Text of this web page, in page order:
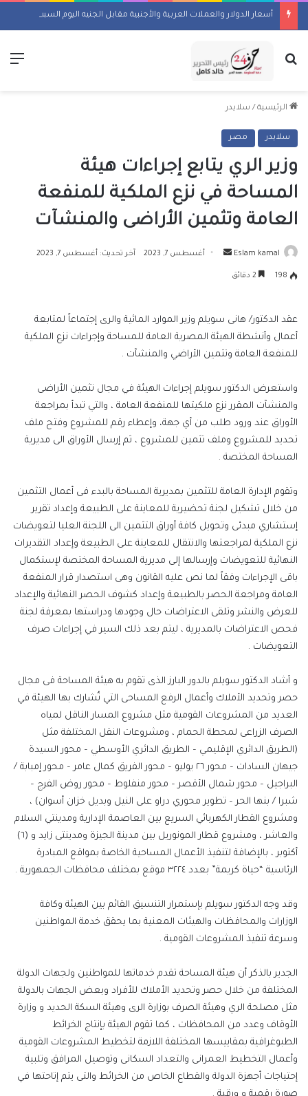
بحث عن
الرئيسية / سلايدر
سلايدر مصر
وزير الري يتابع إجراءات هيئة
المساحة في نزع الملكية للمنفعة
العامة وتثمين الأراضى والمنشآت
Eslam kamal
أرسل أغسطس 7, 2023 آخر تحديث: أغسطس 7, 2023
198
عقد الدكتور/ هانى سويلم وزير الموارد المائية والرى إجتماعاً لمتابعة
أعمال وأنشطة الهيئة المصرية العامة للمساحة وإجراءات نزع الملكية
للمنفعة العامة وتثمين الأراضي والمنشآت .
واستعرض الدكتور سويلم إجراءات الهيئة في مجال تثمين الأراضى
والمنشآت المقرر نزع ملكيتها للمنفعة العامة ، والتي تبدأ بمراجعة
الأوراق عند ورود طلب من أي جهة، وإعطاء رقم للمشروع وفتح ملف
تحديد للمشروع وملف تثمين للمشروع ، ثم إرسال الأوراق الى مديرية
المساحة المختصة .
وتقوم الإدارة العامة للتثمين بمديرية المساحة بالبدء فى أعمال التثمين
من خلال تشكيل لجنة تحضيرية للمعاينة على الطبيعة وإعداد تقرير
إستشاري مبدئى وتحويل كافة أوراق التثمين الى اللجنة العليا لتعويضات
نزع الملكية لمراجعتها والانتقال للمعاينة على الطبيعة وإعداد التقديرات
النهائية للتعويضات وإرسالها إلى مديرية المساحة المختصة لإستكمال
باقى الإجراءات وفقاً لما نص عليه القانون وهى استصدار قرار المنفعة
العامة ومراجعة الحصر بالطبيعة وإعداد كشوف الحصر النهائية والإعداد
للعرض والنشر وتلقى الاعتراضات حال وجودها ودراستها بمعرفة لجنة
فحص الاعتراضات بالمديرية ، ليتم بعد ذلك السير في إجراءات صرف
التعويضات .
و أشاد الدكتور سويلم بالدور البارز الذى تقوم به هيئة المساحة فى مجال
حصر وتحديد الأملاك وأعمال الرفع المساحى التي تُشارك بها الهيئة في
العديد من المشروعات القومية مثل مشروع المسار الناقل لمياه
الصرف الزراعى لمحطة الحمام ، ومشروعات النقل المختلفة مثل
(الطريق الدائري الإقليمي – الطريق الدائري الأوسطي – محور السيدة
جيهان السادات – محور ٢٦ يوليو – محور الفريق كمال عامر – محور إمبابة /
البراجيل – محور شمال الأقصر – محور منفلوط – محور روض الفرج –
شبرا / بنها الحر – تطوير محوري دراو على النيل وبديل خزان أسوان) ،
ومشروع القطار الكهربائي السريع بين العاصمة الإدارية ومدينتي السلام
والعاشر ، ومشروع قطار المونوريل بين مدينة الجيزة ومدينتى زايد و (٦)
أكتوبر ، بالإضافة لتنفيذ الأعمال المساحية الخاصة بمواقع المبادرة
الرئاسية “حياة كريمة” بعدد ٣٢٢٤ موقع بمختلف محافظات الجمهورية .
وقد وجه الدكتور سويلم بإستمرار التنسيق القائم بين الهيئة وكافة
الوزارات والمحافظات والهيئات المعنية بما يحقق خدمة المواطنين
وسرعة تنفيذ المشروعات القومية .
الجدير بالذكر أن هيئة المساحة تقدم خدماتها للمواطنين ولجهات الدولة
المختلفة من خلال حصر وتحديد الأملاك للأفراد وبعض الجهات بالدولة
مثل مصلحة الري وهيئة الصرف بوزارة الرى وهيئة السكة الحديد و وزارة
الأوقاف وعدد من المحافظات ، كما تقوم الهيئة بإنتاج الخرائط
الطبوغرافية بمقاييسها المختلفة اللازمة لتخطيط المشروعات القومية
وأعمال التخطيط العمرانى والتعداد السكانى وتوصيل المرافق وتلبية
إحتياجات أجهزة الدولة والقطاع الخاص من الخرائط والتى يتم إتاحتها في